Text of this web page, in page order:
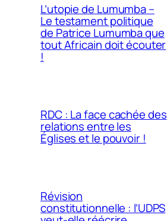
L’utopie de Lumumba –
Le testament politique
de Patrice Lumumba que
tout Africain doit écouter
!
RDC : La face cachée des
relations entre les
Églises et le pouvoir !
Révision
constitutionnelle : l’UDPS